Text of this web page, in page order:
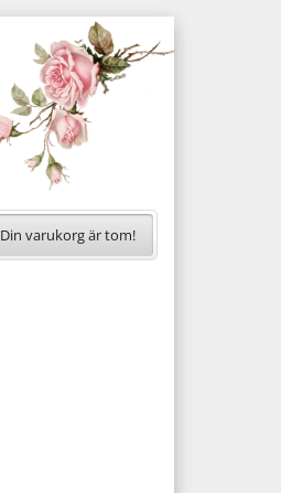
Din varukorg är tom!